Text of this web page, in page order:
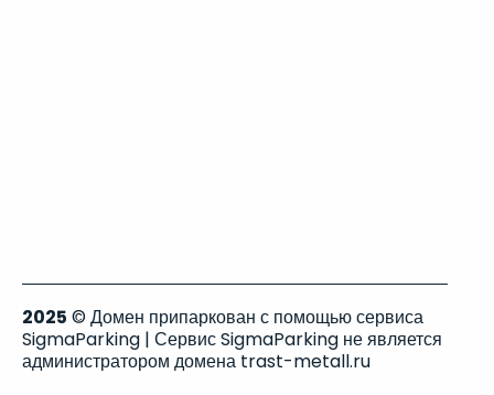
2025 © Домен припаркован с помощью сервиса
SigmaParking | Сервис SigmaParking не является
администратором домена trast-metall.ru